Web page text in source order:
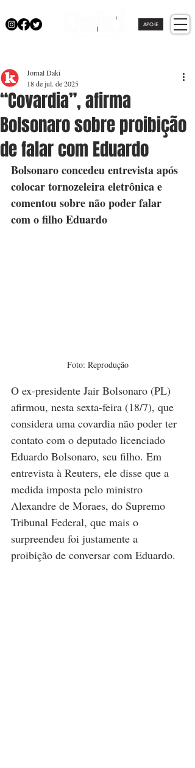
APOIE
“Covardia”, afirma
Bolsonaro sobre proibição
de falar com Eduardo
Jornal Daki
18 de jul. de 2025
Bolsonaro concedeu entrevista após
colocar tornozeleira eletrônica e
comentou sobre não poder falar
com o filho Eduardo
Foto: Reprodução
O ex-presidente Jair Bolsonaro (PL)
afirmou, nesta sexta-feira (18/7), que
considera uma covardia não poder ter
contato com o deputado licenciado
Eduardo Bolsonaro, seu filho. Em
entrevista à Reuters, ele disse que a
medida imposta pelo ministro
Alexandre de Moraes, do Supremo
Tribunal Federal, que mais o
surpreendeu foi justamente a
proibição de conversar com Eduardo.